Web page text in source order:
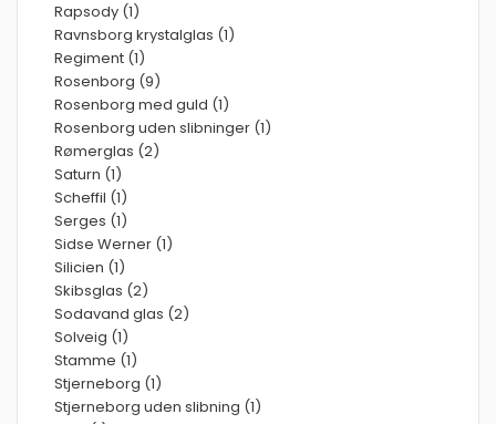
Rapsody (1)
Ravnsborg krystalglas (1)
Regiment (1)
Rosenborg (9)
Rosenborg med guld (1)
Rosenborg uden slibninger (1)
Rømerglas (2)
Saturn (1)
Scheffil (1)
Serges (1)
Sidse Werner (1)
Silicien (1)
Skibsglas (2)
Sodavand glas (2)
Solveig (1)
Stamme (1)
Stjerneborg (1)
Stjerneborg uden slibning (1)